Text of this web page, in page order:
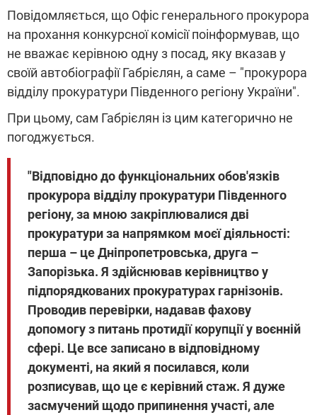
Повідомляється, що Офіс генерального прокурора
на прохання конкурсної комісії поінформував, що
не вважає керівною одну з посад, яку вказав у
своїй автобіографії Габрієлян, а саме – "прокурора
відділу прокуратури Південного регіону України".
При цьому, сам Габрієлян із цим категорично не
погоджується.
"Відповідно до функціональних обов'язків
прокурора відділу прокуратури Південного
регіону, за мною закріплювалися дві
прокуратури за напрямком моєї діяльності:
перша – це Дніпропетровська, друга –
Запорізька. Я здійснював керівництво у
підпорядкованих прокуратурах гарнізонів.
Проводив перевірки, надавав фахову
допомогу з питань протидії корупції у воєнній
сфері. Це все записано в відповідному
документі, на який я посилався, коли
розписував, що це є керівний стаж. Я дуже
засмучений щодо припинення участі, але